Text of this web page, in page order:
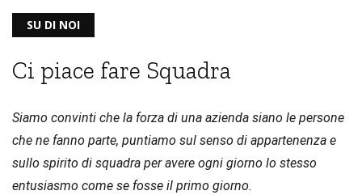
SU DI NOI
Ci piace fare Squadra
Siamo convinti che la forza di una azienda siano le persone
che ne fanno parte, puntiamo sul senso di appartenenza e
sullo spirito di squadra per avere ogni giorno lo stesso
entusiasmo come se fosse il primo giorno.